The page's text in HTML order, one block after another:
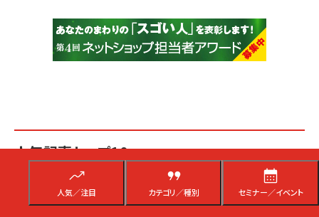
人気／注目 カテゴリ／種別 セミナー／イベント
人気記事トップ10
昨日 1週間 1か月